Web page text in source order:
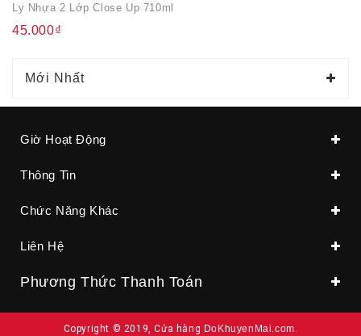
Ly Nhựa 2 Lớp Close Up 710ml
45.000₫
Mới Nhất
Giờ Hoạt Động
Thông Tin
Chức Năng Khác
Liên Hệ
Phương Thức Thanh Toán
Copyright © 2019, Cửa hàng DoKhuyenMai.com